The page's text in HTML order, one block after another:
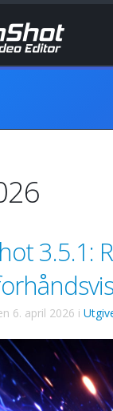
3.5.1:
6. april 2026 i